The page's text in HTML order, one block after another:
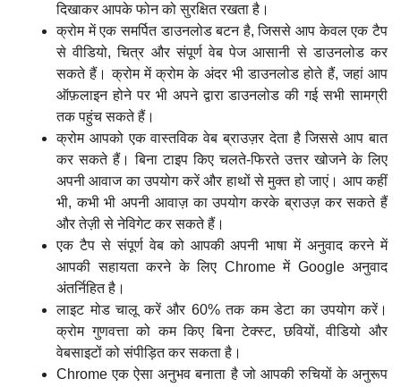
दिखाकर आपके फोन को सुरक्षित रखता है।
क्रोम में एक समर्पित डाउनलोड बटन है, जिससे आप केवल एक टैप
से वीडियो, चित्र और संपूर्ण वेब पेज आसानी से डाउनलोड कर
सकते हैं। क्रोम में क्रोम के अंदर भी डाउनलोड होते हैं, जहां आप
ऑफ़लाइन होने पर भी अपने द्वारा डाउनलोड की गई सभी सामग्री
तक पहुंच सकते हैं।
क्रोम आपको एक वास्तविक वेब ब्राउज़र देता है जिससे आप बात
कर सकते हैं। बिना टाइप किए चलते-फिरते उत्तर खोजने के लिए
अपनी आवाज का उपयोग करें और हाथों से मुक्त हो जाएं। आप कहीं
भी, कभी भी अपनी आवाज़ का उपयोग करके ब्राउज़ कर सकते हैं
और तेज़ी से नेविगेट कर सकते हैं।
एक टैप से संपूर्ण वेब को आपकी अपनी भाषा में अनुवाद करने में
आपकी सहायता करने के लिए Chrome में Google अनुवाद
अंतर्निहित है।
लाइट मोड चालू करें और 60% तक कम डेटा का उपयोग करें।
क्रोम गुणवत्ता को कम किए बिना टेक्स्ट, छवियों, वीडियो और
वेबसाइटों को संपीड़ित कर सकता है।
Chrome एक ऐसा अनुभव बनाता है जो आपकी रुचियों के अनुरूप